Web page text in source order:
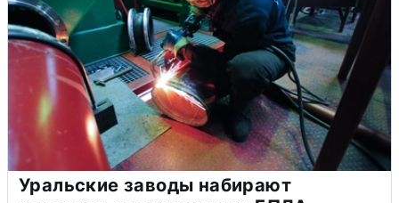
Уральские заводы набирают